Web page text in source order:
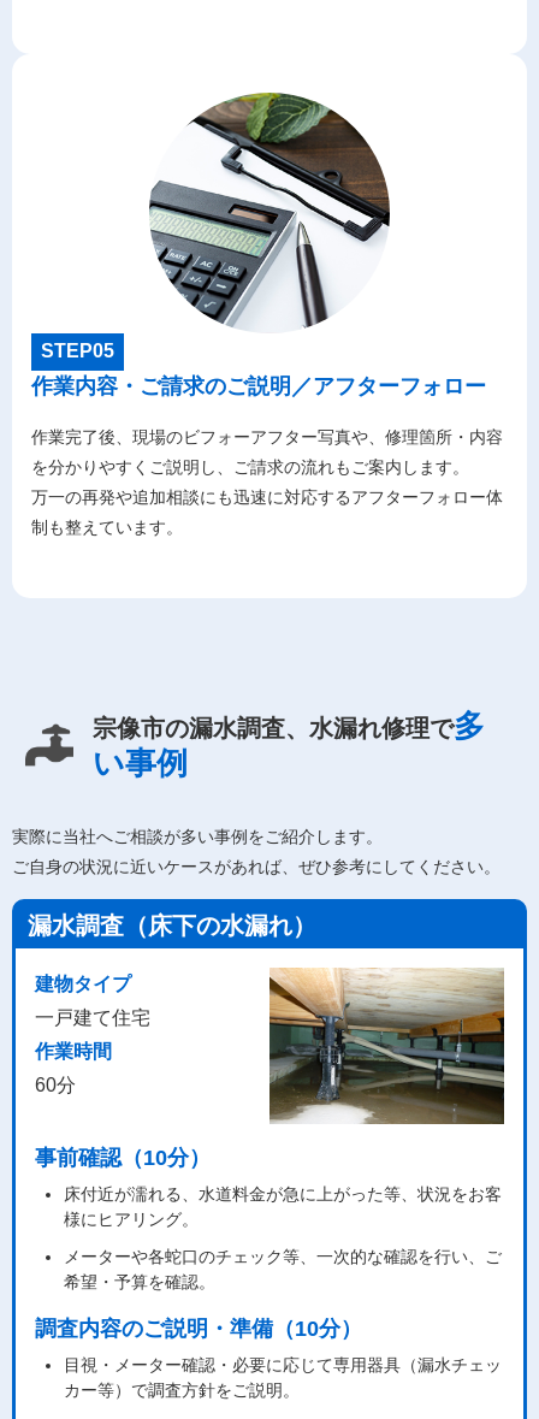
STEP05
作業内容・ご請求のご説明／アフターフォロー
作業完了後、現場のビフォーアフター写真や、修理箇所・内容
を分かりやすくご説明し、ご請求の流れもご案内します。
万一の再発や追加相談にも迅速に対応するアフターフォロー体
制も整えています。
宗像市の漏水調査、水漏れ修理で多
い事例
実際に当社へご相談が多い事例をご紹介します。
ご自身の状況に近いケースがあれば、ぜひ参考にしてください。
漏水調査（床下の水漏れ）
建物タイプ
一戸建て住宅
作業時間
60分
事前確認（10分）
床付近が濡れる、水道料金が急に上がった等、状況をお客
様にヒアリング。
メーターや各蛇口のチェック等、一次的な確認を行い、ご
希望・予算を確認。
調査内容のご説明・準備（10分）
目視・メーター確認・必要に応じて専用器具（漏水チェッ
カー等）で調査方針をご説明。